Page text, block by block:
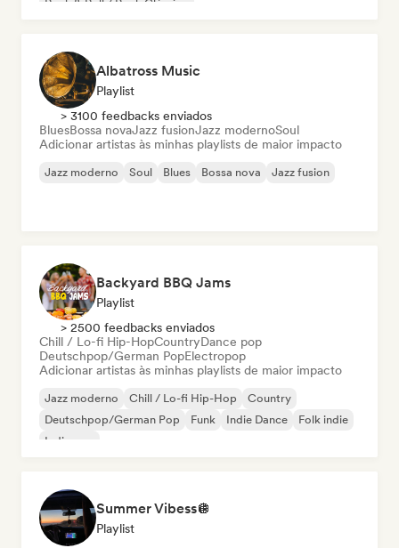
Rock & Roll / Rock Clássico
Albatross Music
Playlist
> 3100 feedbacks enviados
BluesBossa novaJazz fusionJazz modernoSoul
Adicionar artistas às minhas playlists de maior impacto
Jazz moderno Soul Blues Bossa nova Jazz fusion
Backyard BBQ Jams
Playlist
> 2500 feedbacks enviados
Chill / Lo-fi Hip-HopCountryDance pop
Deutschpop/German PopElectropop
Adicionar artistas às minhas playlists de maior impacto
Jazz moderno Chill / Lo-fi Hip-Hop
Country
Deutschpop/German Pop
Funk Indie Dance
Folk indie
Indie pop
Summer Vibess🪩
Playlist